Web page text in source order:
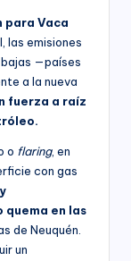
para Vaca
las emisiones
bajas —países
a la nueva
fuerza a raíz
o flaring, en
con gas
en las
de Neuquén.
un